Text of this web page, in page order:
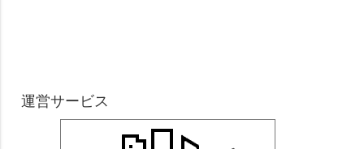
運営サービス